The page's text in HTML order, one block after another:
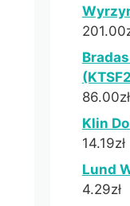
201.00
86.00zł
Klin
14.19zł
Lund
4.29zł